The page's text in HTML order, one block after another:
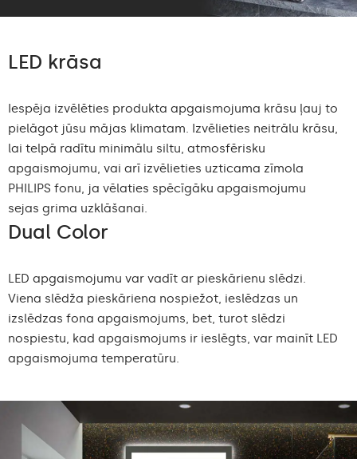
LED krāsa
Iespēja izvēlēties produkta apgaismojuma krāsu ļauj to
pielāgot jūsu mājas klimatam. Izvēlieties neitrālu krāsu,
lai telpā radītu minimālu siltu, atmosfērisku
apgaismojumu, vai arī izvēlieties uzticama zīmola
PHILIPS fonu, ja vēlaties spēcīgāku apgaismojumu
sejas grima uzklāšanai.
Dual Color
LED apgaismojumu var vadīt ar pieskārienu slēdzi.
Viena slēdža pieskāriena nospiežot, ieslēdzas un
izslēdzas fona apgaismojums, bet, turot slēdzi
nospiestu, kad apgaismojums ir ieslēgts, var mainīt LED
apgaismojuma temperatūru.